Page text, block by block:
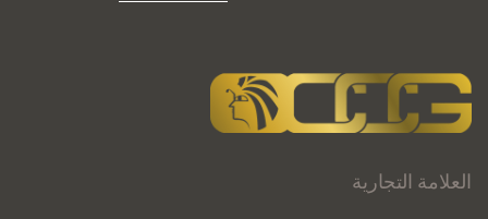
العلامة التجارية